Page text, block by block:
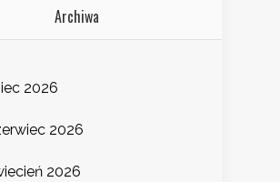
Archiwa
2026
2026
2026